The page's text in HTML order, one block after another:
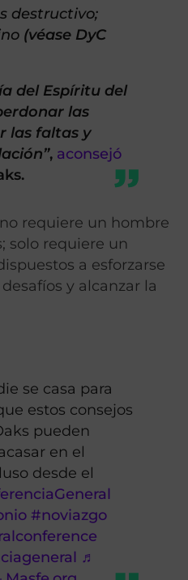
destructivo;
(véase DyC
del Espíritu del
las
las faltas y
, aconsejó
requiere un hombre
solo requiere un
a esforzarse
y alcanzar la
se casa para
estos consejos
pueden
en el
desde el
#noviazgo
♬